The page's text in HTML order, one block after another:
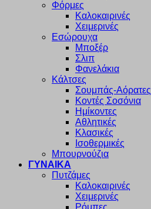
Φόρμες
Καλοκαιρινές
Χειμερινές
Εσώρουχα
Μποξέρ
Σλιπ
Φανελάκια
Κάλτσες
Σουμπάς-Αόρατες
Κοντές Σοσόνια
Ημίκοντες
Αθλητικές
Κλασικές
Ισοθερμικές
Μπουρνούζια
ΓΥΝΑΙΚΑ
Πυτζάμες
Καλοκαιρινές
Χειμερινές
Ρόμπες